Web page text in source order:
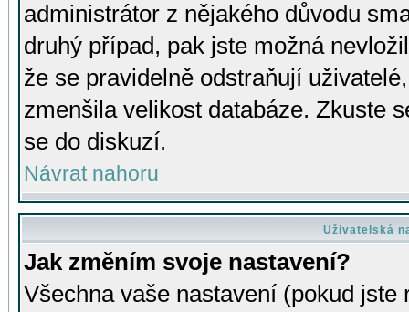
administrátor z nějakého důvodu
druhý případ, pak jste možná
že se pravidelně odstraňují
zmenšila velikost databáze. Zkuste
se do diskuzí.
Návrat nahoru
Uživatelská
Jak změním svoje nastavení?
Všechna vaše nastavení (pokud